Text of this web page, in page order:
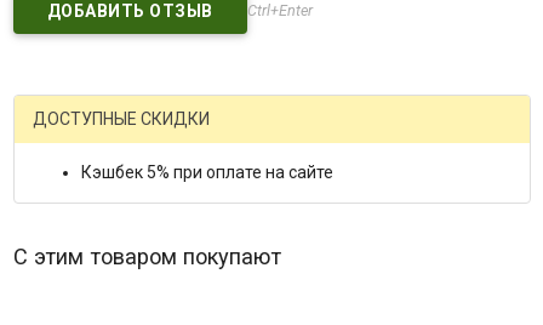
Ctrl+Enter
ДОСТУПНЫЕ СКИДКИ
Кэшбек 5% при оплате на сайте
С этим товаром покупают